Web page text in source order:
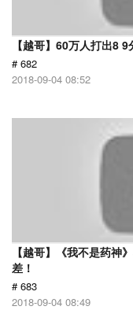
【越哥】60万人打出8
# 682
2018-09-04 08:52
【越哥】《我不是药神
差！
# 683
2018-09-04 08:49